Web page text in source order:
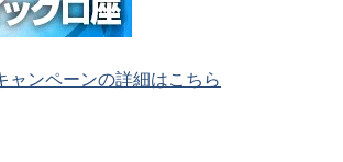
ャンペーンの詳細はこちら